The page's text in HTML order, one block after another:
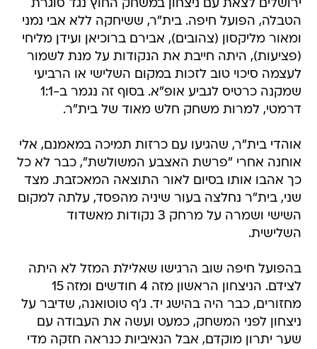
ירושלים לצאת עם ניצחון במשחק החוץ נגד סוגרת
הטבלה, הפועל חיפה. בית"ר, ששיחקה ללא אבי נמני
ומאור מליקסון (צהובים), אבירם ברוכיאן ועידן מליחי
(פציעות), היתה חייבת את הנקודות על מנת לשמור
לעצמה סיכוי טוב לזכות במקום השלישי או הרביעי
שמקנה כרטיס לגביע אופ"א. בסוף זה נגמר ב-1:1
דרמטי, למרות משחק חלש מאוד של בית"ר.
אוהדי בית"ר, שהגיעו עם כרזות תמיכה במאמנם, אלי
אוחנה אחרי "פרשת האצבע המשולשת", כבר לא כל
כך אהבו אותו בסיום לאור התוצאה המאכזבת. מצד
שני, בית"ר נחלצה בעור שיניה מהפסד, עלתה למקום
השישי ושמרה על מרחק 3 נקודות מאשדוד
השלישית.
בהפועל חיפה שוב הרגישו שאלילת המזל לא היתה
לצידם. הניצחון הראשון מזה 4 חודשים ומזה 15
מחזורים, כבר היה בהישג יד. ג'ף טוטואנה, שדיבר על
ניצחון לפני המשחק, כמעט ועשה את העבודה עם
שער יתרון מוקדם, אבל הנאיביות כנראה חזקה מדי